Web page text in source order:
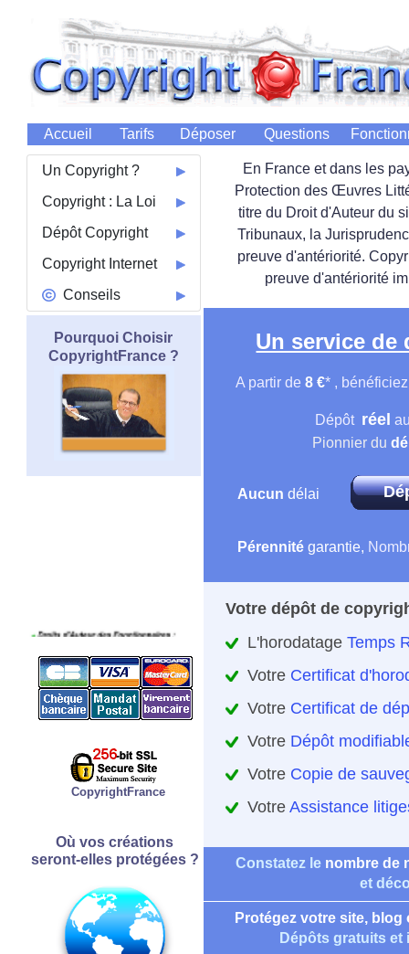
Accueil Tarifs Déposer Questions
Un Copyright ?
Copyright : La Loi
Dépôt Copyright
Copyright Internet
Conseils
Pourquoi Choisir
CopyrightFrance ?
CopyrightFrance
Où vos créations
seront-elles protégées ?
En France et dans les
Protection des Œuvres
titre du Droit d'Auteur du
Tribunaux, la
preuve d'antériorité.
preuve d'antériorité
Un service de
A partir de 8 €* ,
Dépôt réel
Pionnier du
Aucun délai
Pérennité garantie,
Votre dépôt de
L'horodatage Temps
Votre Certificat
Votre Certificat de
Votre Dépôt
Votre Copie de
Votre Assistance
Constatez le nombre de
et
Protégez votre site,
Dépôts gratuits et